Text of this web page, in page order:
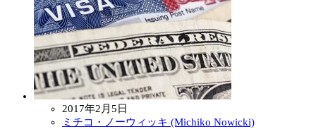
2017年2月5日
ミチコ・ノーウィッキ (Michiko Nowicki)